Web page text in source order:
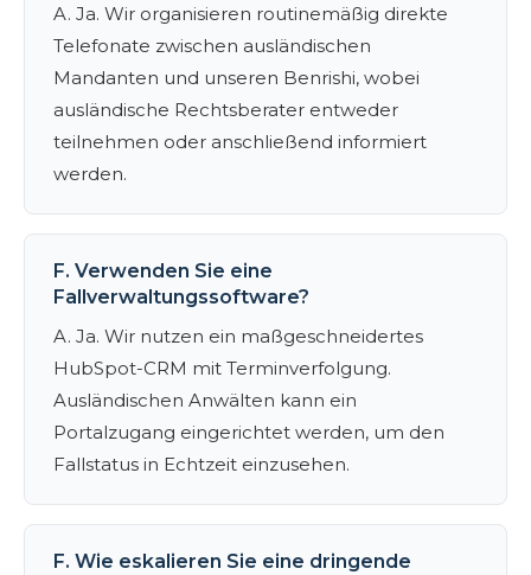
A. Ja. Wir organisieren routinemäßig direkte
Telefonate zwischen ausländischen
Mandanten und unseren Benrishi, wobei
ausländische Rechtsberater entweder
teilnehmen oder anschließend informiert
werden.
F. Verwenden Sie eine
Fallverwaltungssoftware?
A. Ja. Wir nutzen ein maßgeschneidertes
HubSpot-CRM mit Terminverfolgung.
Ausländischen Anwälten kann ein
Portalzugang eingerichtet werden, um den
Fallstatus in Echtzeit einzusehen.
F. Wie eskalieren Sie eine dringende